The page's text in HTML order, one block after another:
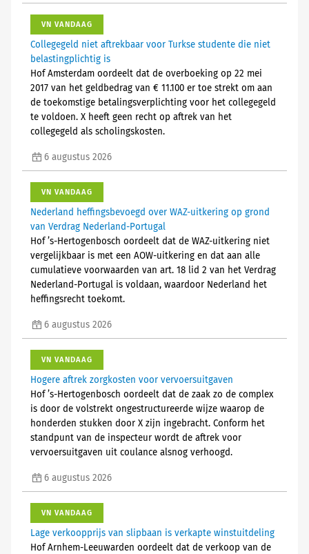
VN VANDAAG
Collegegeld niet aftrekbaar voor Turkse studente die niet
belastingplichtig is
Hof Amsterdam oordeelt dat de overboeking op 22 mei
2017 van het geldbedrag van € 11.100 er toe strekt om aan
de toekomstige betalingsverplichting voor het collegegeld
te voldoen. X heeft geen recht op aftrek van het
collegegeld als scholingskosten.
6 augustus 2026
VN VANDAAG
Nederland heffingsbevoegd over WAZ-uitkering op grond
van Verdrag Nederland-Portugal
Hof ’s-Hertogenbosch oordeelt dat de WAZ-uitkering niet
vergelijkbaar is met een AOW-uitkering en dat aan alle
cumulatieve voorwaarden van art. 18 lid 2 van het Verdrag
Nederland-Portugal is voldaan, waardoor Nederland het
heffingsrecht toekomt.
6 augustus 2026
VN VANDAAG
Hogere aftrek zorgkosten voor vervoersuitgaven
Hof ’s-Hertogenbosch oordeelt dat de zaak zo de complex
is door de volstrekt ongestructureerde wijze waarop de
honderden stukken door X zijn ingebracht. Conform het
standpunt van de inspecteur wordt de aftrek voor
vervoersuitgaven uit coulance alsnog verhoogd.
6 augustus 2026
VN VANDAAG
Lage verkoopprijs van slipbaan is verkapte winstuitdeling
Hof Arnhem-Leeuwarden oordeelt dat de verkoop van de